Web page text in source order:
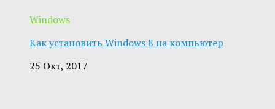
Windows
Как установить Windows 8 на компьютер
25 Окт, 2017